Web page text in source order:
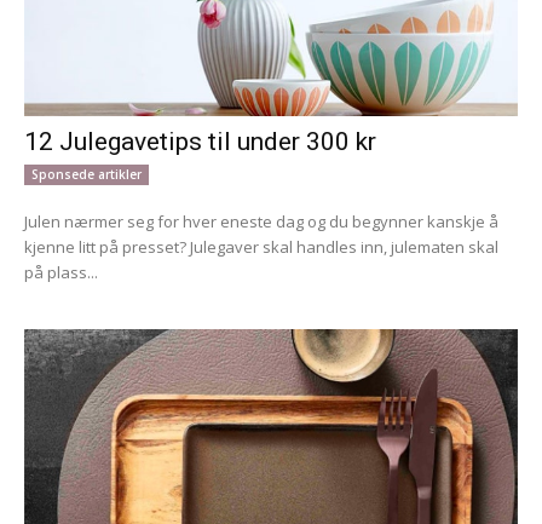
12 Julegavetips til under 300 kr
Sponsede artikler
Julen nærmer seg for hver eneste dag og du begynner kanskje å
kjenne litt på presset? Julegaver skal handles inn, julematen skal
på plass...